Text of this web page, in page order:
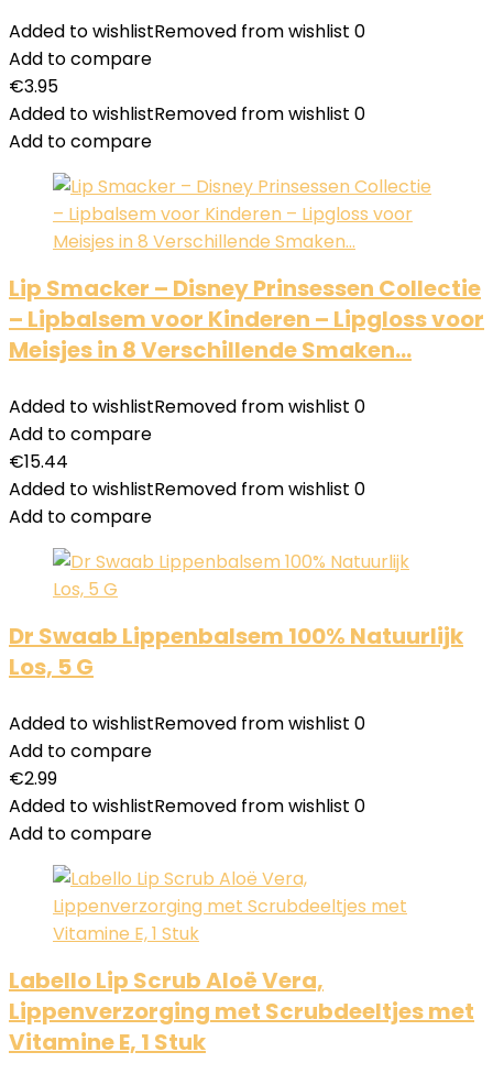
Added to wishlistRemoved from wishlist 0
Add to compare
€3.95
Added to wishlistRemoved from wishlist 0
Add to compare
Lip Smacker – Disney Prinsessen Collectie
– Lipbalsem voor Kinderen – Lipgloss voor
Meisjes in 8 Verschillende Smaken…
Added to wishlistRemoved from wishlist 0
Add to compare
€15.44
Added to wishlistRemoved from wishlist 0
Add to compare
Dr Swaab Lippenbalsem 100% Natuurlijk
Los, 5 G
Added to wishlistRemoved from wishlist 0
Add to compare
€2.99
Added to wishlistRemoved from wishlist 0
Add to compare
Labello Lip Scrub Aloë Vera,
Lippenverzorging met Scrubdeeltjes met
Vitamine E, 1 Stuk